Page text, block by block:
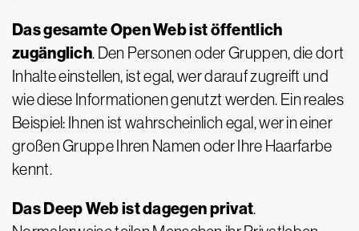
Das gesamte Open Web ist öffentlich
zugänglich. Den Personen oder Gruppen, die dort
Inhalte einstellen, ist egal, wer darauf zugreift und
wie diese Informationen genutzt werden. Ein reales
Beispiel: Ihnen ist wahrscheinlich egal, wer in einer
großen Gruppe Ihren Namen oder Ihre Haarfarbe
kennt.
Das Deep Web ist dagegen privat.